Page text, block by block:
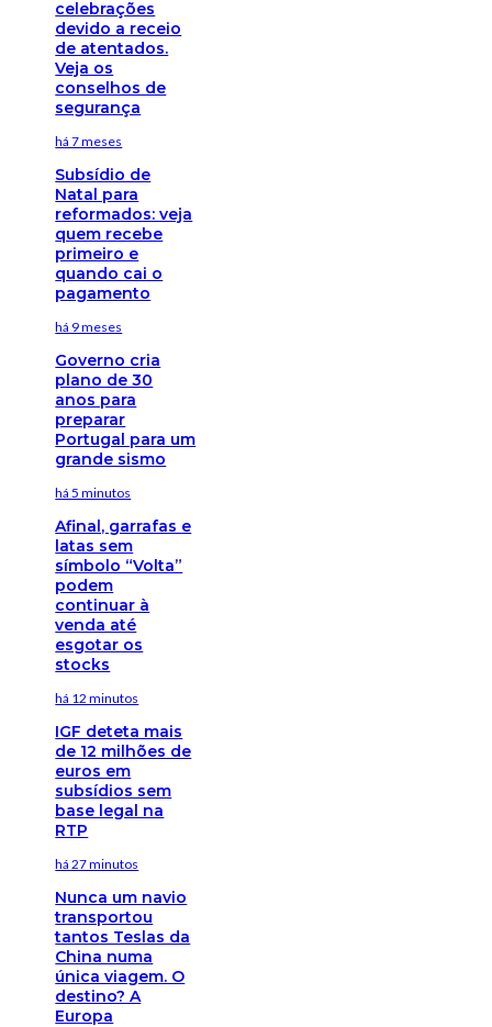
celebrações
devido a receio
de atentados.
Veja os
conselhos de
segurança
há 7 meses
Subsídio de
Natal para
reformados: veja
quem recebe
primeiro e
quando cai o
pagamento
há 9 meses
Governo cria
plano de 30
anos para
preparar
Portugal para um
grande sismo
há 5 minutos
Afinal, garrafas e
latas sem
símbolo “Volta”
podem
continuar à
venda até
esgotar os
stocks
há 12 minutos
IGF deteta mais
de 12 milhões de
euros em
subsídios sem
base legal na
RTP
há 27 minutos
Nunca um navio
transportou
tantos Teslas da
China numa
única viagem. O
destino? A
Europa